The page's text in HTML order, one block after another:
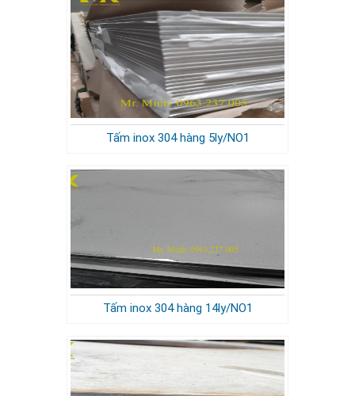
Tấm inox 304 hàng 5ly/NO1
Tấm inox 304 hàng 14ly/NO1